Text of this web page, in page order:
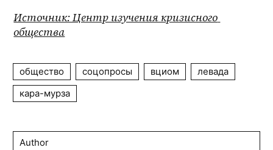
Источник: Центр изучения кризисного
общества
общество соцопросы вциом
левада
кара-мурза
Author